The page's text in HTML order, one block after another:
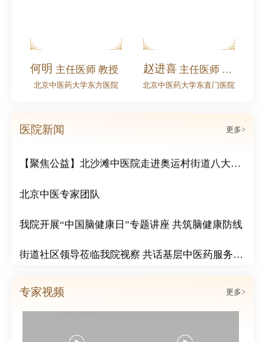
何明 主任医师 教授
北京中医药大学东方医院
赵进喜 主任医师 全国名中医
北京中医药大学东直门医院
医院新闻 更多>
传递冬日温情：北沙滩中医院为市民免费赠送腊八粥
北京中医专家团队
我院开展“中国脑健康日”专题讲座 共筑脑健康防线
北沙滩中医医院心脑血管科举行案例说明会
专家视频 更多>